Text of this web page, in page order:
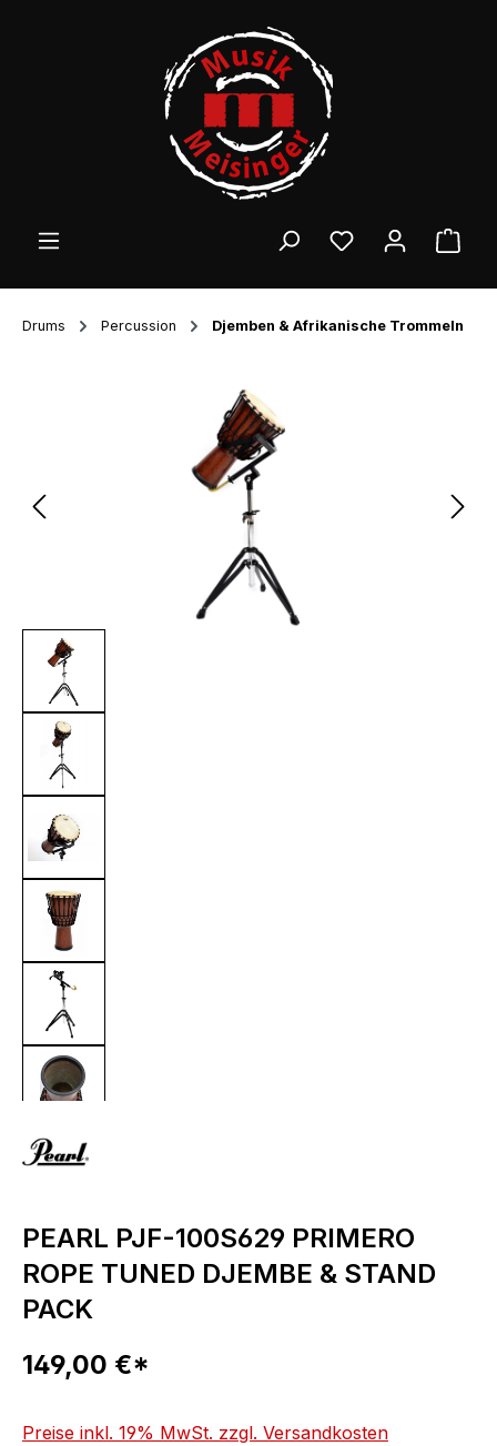
Drums Percussion Djemben & Afrikanische Trommeln
Bildergalerie überspringen
PEARL PJF-100S629 PRIMERO
ROPE TUNED DJEMBE & STAND
PACK
Regulärer Preis:
149,00 €*
Preise inkl. 19% MwSt. zzgl. Versandkosten